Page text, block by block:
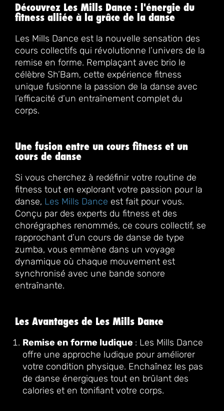
Découvrez Les Mills Dance : l'énergie du
fitness alliée à la grâce de la danse
Les Mills Dance est la nouvelle sensation des
cours collectifs qui révolutionne l’univers de la
remise en forme. Remplaçant avec brio le
célèbre Sh’Bam, cette expérience fitness
unique fusionne la passion de la danse avec
l’efficacité d’un entraînement complet du
corps.
Une fusion entre un cours fitness et un
cours de danse
Si vous cherchez à redéfinir votre routine de
fitness tout en explorant votre passion pour la
danse, Les Mills Dance est fait pour vous.
Conçu par des experts du fitness et des
chorégraphes renommés, ce cours collectif, se
rapprochant d’un cours de danse de type
zumba, vous emmène dans un voyage
dynamique où chaque mouvement est
synchronisé avec une bande sonore
entraînante.
Les Avantages de Les Mills Dance
Remise en forme ludique : Les Mills Dance
offre une approche ludique pour améliorer
votre condition physique. Enchaînez les pas
de danse énergiques tout en brûlant des
calories et en tonifiant votre corps.